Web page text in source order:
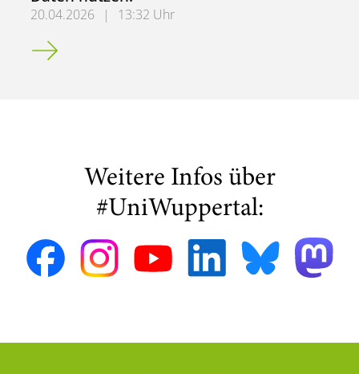
20.04.2026 |
13:32 Uhr
Artikel in der FAZ "Lasst uns unsere Daten nutzen!"
Weitere Infos über
#UniWuppertal: